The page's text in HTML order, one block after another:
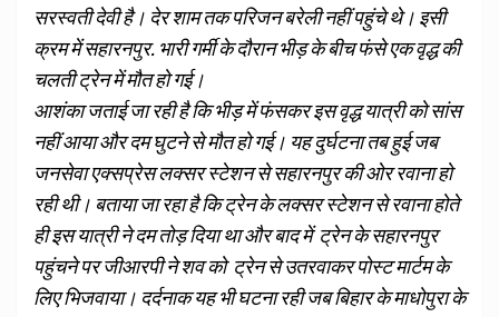
सरस्वती देवी है। देर शाम तक परिजन बरेली नहीं पहुंचे थे। इसी
क्रम में सहारनपुर. भारी गर्मी के दौरान भीड़ के बीच फंसे एक वृद्ध की
चलती ट्रेन में मौत हो गई।
आशंका जताई जा रही है कि भीड़ में फंसकर इस वृद्ध यात्री को सांस
नहीं आया और दम घुटने से मौत हो गई। यह दुर्घटना तब हुई जब
जनसेवा एक्सप्रेस लक्सर स्टेशन से सहारनपुर की ओर रवाना हो
रही थी। बताया जा रहा है कि ट्रेन के लक्सर स्टेशन से रवाना होते
ही इस यात्री ने दम तोड़ दिया था और बाद में ट्रेन के सहारनपुर
पहुंचने पर जीआरपी ने शव को ट्रेन से उतरवाकर पोस्ट मार्टम के
लिए भिजवाया। दर्दनाक यह भी घटना रही जब बिहार के माधोपुरा के